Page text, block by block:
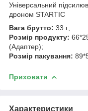
Універсальний
дроном STARTIC
Вага брутто: 33 г;
Розмір продукту:
(Адаптер);
Розмір пакування:
Приховати
Характеристики